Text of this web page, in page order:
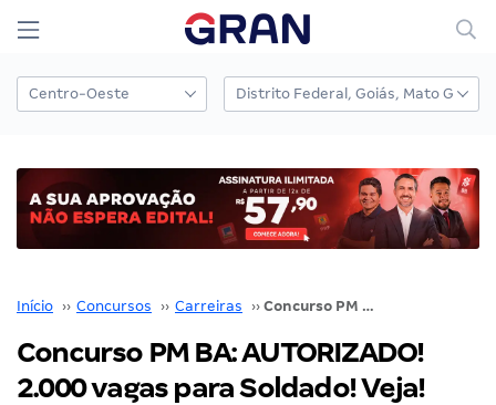
Início ›› Concursos ›› Carreiras ›› Concurso PM BA: AUTORIZADO! 2.000 vagas para Soldado! Veja!
Concurso PM BA: AUTORIZADO!
2.000 vagas para Soldado! Veja!